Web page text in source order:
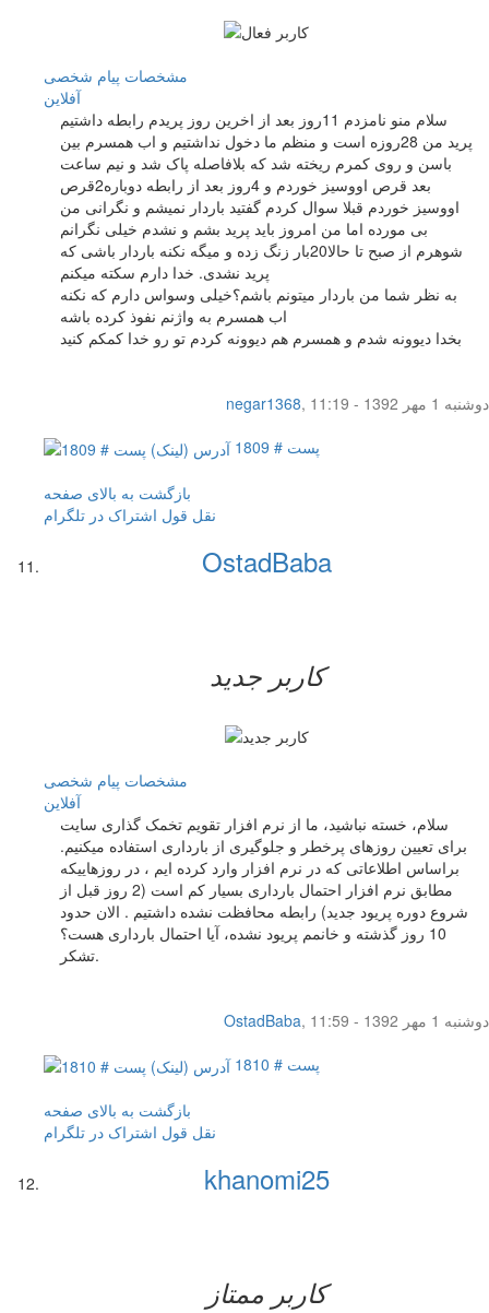
مشخصات پیام شخصی
آفلاين
سلام منو نامزدم 11روز بعد از اخرین روز پریدم رابطه داشتیم
پرید من 28روزه است و منظم ما دخول نداشتیم و اب همسرم بین
باسن و روی کمرم ریخته شد که بلافاصله پاک شد و نیم ساعت
بعد قرص اووسیز خوردم و 4روز بعد از رابطه دوباره2قرص
اووسیز خوردم قبلا سوال کردم گفتید باردار نمیشم و نگرانی من
بی مورده اما من امروز باید پرید بشم و نشدم خیلی نگرانم
شوهرم از صبح تا حالا20بار زنگ زده و میگه نکنه باردار باشی که
پرید نشدی. خدا دارم سکته میکنم
به نظر شما من باردار میتونم باشم؟خیلی وسواس دارم که نکنه
اب همسرم به واژنم نفوذ کرده باشه
بخدا دیوونه شدم و همسرم هم دیوونه کردم تو رو خدا کمکم کنید
negar1368,
دوشنبه 1 مهر 1392 - 11:19
پست # 1809
بازگشت به بالای صفحه
نقل قول اشتراک در تلگرام
OstadBaba
کاربر جدید
مشخصات پیام شخصی
آفلاين
سلام، خسته نباشید، ما از نرم افزار تقویم تخمک گذاری سایت
برای تعیین روزهای پرخطر و جلوگیری از بارداری استفاده میکنیم.
براساس اطلاعاتی که در نرم افزار وارد کرده ایم ، در روزهاییکه
مطابق نرم افزار احتمال بارداری بسیار کم است (2 روز قبل از
شروع دوره پریود جدید) رابطه محافظت نشده داشتیم . الان حدود
10 روز گذشته و خانمم پریود نشده، آیا احتمال بارداری هست؟
تشکر.
OstadBaba,
دوشنبه 1 مهر 1392 - 11:59
پست # 1810
بازگشت به بالای صفحه
نقل قول اشتراک در تلگرام
khanomi25
کاربر ممتاز